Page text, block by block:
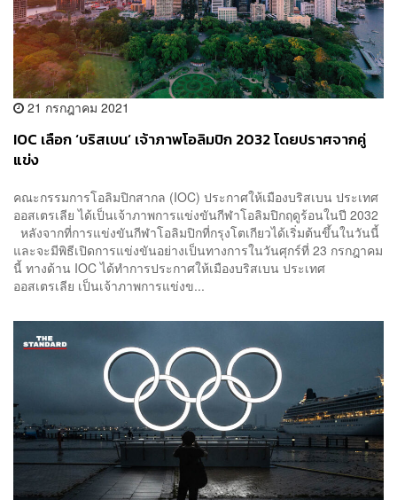
21 กรกฎาคม 2021
IOC เลือก ‘บริสเบน’ เจ้าภาพโอลิมปิก 2032 โดยปราศจากคู่
แข่ง
คณะกรรมการโอลิมปิกสากล (IOC) ประกาศให้เมืองบริสเบน ประเทศ
ออสเตรเลีย ได้เป็นเจ้าภาพการแข่งขันกีฬาโอลิมปิกฤดูร้อนในปี 2032
หลังจากที่การแข่งขันกีฬาโอลิมปิกที่กรุงโตเกียวได้เริ่มต้นขึ้นในวันนี้
และจะมีพิธีเปิดการแข่งขันอย่างเป็นทางการในวันศุกร์ที่ 23 กรกฎาคม
นี้ ทางด้าน IOC ได้ทำการประกาศให้เมืองบริสเบน ประเทศ
ออสเตรเลีย เป็นเจ้าภาพการแข่งข...